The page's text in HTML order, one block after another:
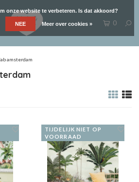
0
amsterdam
TIJDELIJK NIET OP
VOORRAAD
onze website te verbeteren. Is dat akkoord?
NEE Meer over cookies »